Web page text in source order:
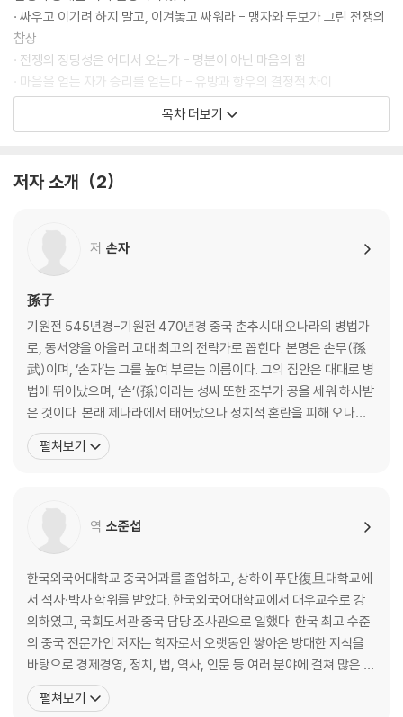
· 싸우고 이기려 하지 말고, 이겨놓고 싸워라 - 맹자와 두보가 그린 전쟁의
참상
· 전쟁의 정당성은 어디서 오는가 - 명분이 아닌 마음의 힘
· 마음을 얻는 자가 승리를 얻는다 - 유방과 항우의 결정적 차이
· 사람의 뜻이 곧 하늘의 뜻이다 - 민심으로 천하를 얻은 성탕
· 실력을 숨겨 판을 흔들어라 - 무능을 가장한 장군 이목
· 상대의 예측을 설계하라 - 묵돌선우의 심리전
제2편 작전作戰│전쟁에서 살아남는 법
모든 전쟁에는 대가가 따른다
· 전쟁의 생명은 속승이다 - 진나라 재상 범저의 실책
· 장기전은 자멸을 부른다 - 고구려 원정으로 나라를 잃은 수양제
· 무능한 지휘관은 참패를 부른다 - 40만 명의 목숨을 앗아간 조나라의 오
· 인재에게 인색하면 승리할 수 없다 - 스스로 패망을 부른 항우
· 인재를 통해 승리의 씨앗을 뿌려라 - 한무제의 능력 중심 인재 등용
제3편 모공謀攻│싸우지 않고 이기는 법
싸우지 않고 이기는 것이 최고의 전략이다
· 싸우지 않고 승리하는 길을 찾아서 - 『손자병법』은 비전쟁론이다
· 온전한 승리를 추구하라 - 전(全)을 모르면 『손자병법』을 알 수 없다
· 한발 빠른 정보가 판세를 바꾼다 - 조국을 구한 상인의 꾀
목차 더보기
저자 소개 2
저 손자
孫子
기원전 545년경-기원전 470년경 중국 춘추시대 오나라의 병법가
로, 동서양을 아울러 고대 최고의 전략가로 꼽힌다. 본명은 손무(孫
武)이며, ‘손자’는 그를 높여 부르는 이름이다. 그의 집안은 대대로 병
법에 뛰어났으며, ‘손’(孫)이라는 성씨 또한 조부가 공을 세워 하사받
은 것이다. 본래 제나라에서 태어났으나 정치적 혼란을 피해 오나라
로 망명해 은거하며 불후의 저서 『손자병법』을 집필했다. 오나라 재
상 오자서의 천거로 합려 왕의 부름을 받아 군사(軍師)로 등용되었
펼쳐보기
역 소준섭
한국외국어대학교 중국어과를 졸업하고, 상하이 푸단復旦대학교에
서 석사·박사 학위를 받았다. 한국외국어대학교에서 대우교수로 강
의하였고, 국회도서관 중국 담당 조사관으로 일했다. 한국 최고 수준
의 중국 전문가인 저자는 학자로서 오랫동안 쌓아온 방대한 지식을
바탕으로 경제경영, 정치, 법, 역사, 인문 등 여러 분야에 걸쳐 많은 저
서가 있으며, 다수의 한·중 매체에 폭넓으면서도 깊이 있는 글들을 기
고하여 많은 독자들의 사랑을 받고 있다. 지은 책으로는 『중국을 말한
펼쳐보기